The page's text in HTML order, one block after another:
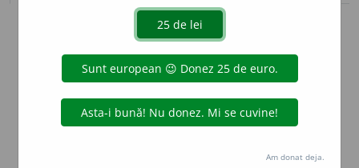
info
Aceste definiții sunt compilate de
echipa dexonline. Definițiile
originale se află pe filadefiniții.
preferințe
Am donat deja.